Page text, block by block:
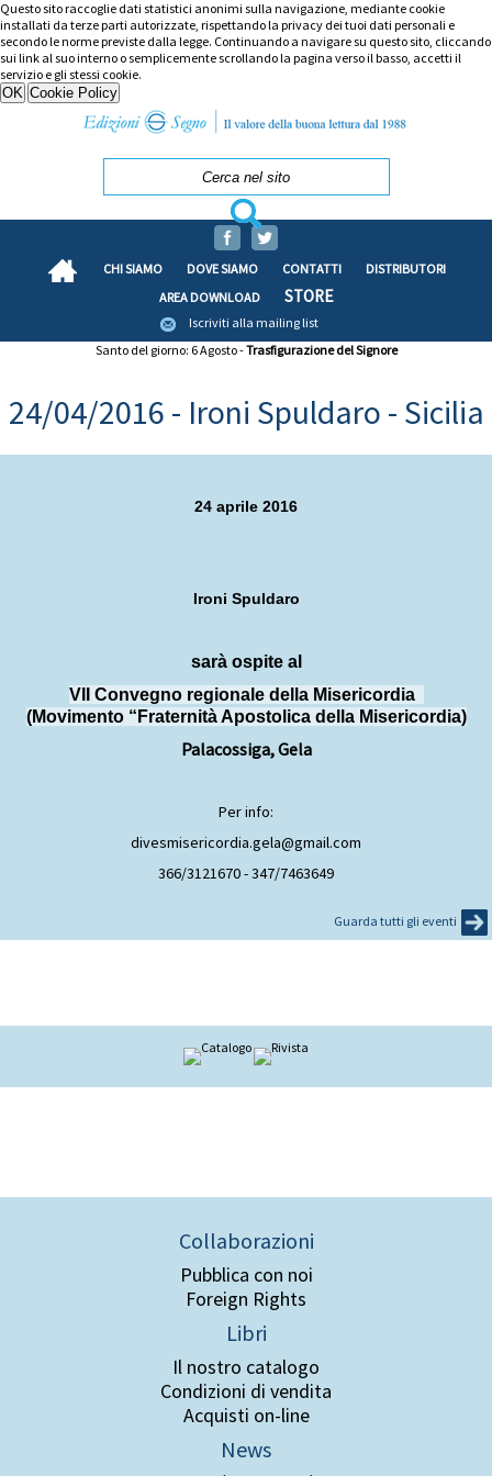
Questo sito raccoglie dati statistici anonimi sulla navigazione, mediante cookie
installati da terze parti autorizzate, rispettando la privacy dei tuoi dati personali e
secondo le norme previste dalla legge. Continuando a navigare su questo sito, cliccando
sui link al suo interno o semplicemente scrollando la pagina verso il basso, accetti il
servizio e gli stessi cookie.
CHI SIAMO DOVE SIAMO CONTATTI
DISTRIBUTORI
AREA DOWNLOAD
STORE
Iscriviti alla mailing list
Santo del giorno: 6 Agosto -Trasfigurazione del Signore
24/04/2016 - Ironi Spuldaro - Sicilia
24 aprile 2016
Ironi Spuldaro
sarà ospite al
VII Convegno regionale della Misericordia
(Movimento “Fraternità Apostolica della Misericordia)
Palacossiga, Gela
Per info:
divesmisericordia.gela@gmail.com
366/3121670 - 347/7463649
Guarda tutti gli eventi
Collaborazioni
Pubblica con noi
Foreign Rights
Libri
Il nostro catalogo
Condizioni di vendita
Acquisti on-line
News